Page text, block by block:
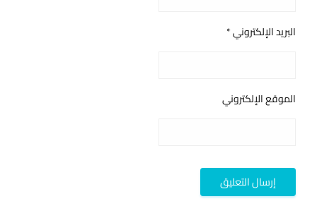
البريد الإلكتروني*
الموقع الإلكتروني